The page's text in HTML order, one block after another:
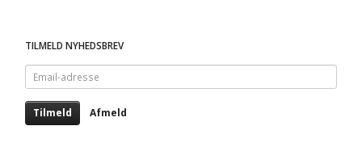
TILMELD NYHEDSBREV
Email-
adresse
Tilmeld Afmeld